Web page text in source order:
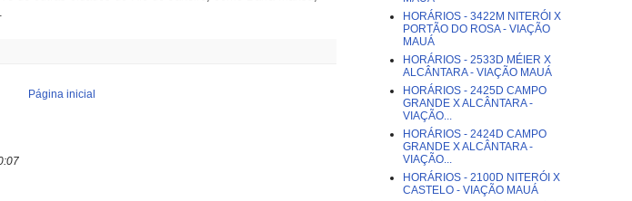
Página inicial
HORÁRIOS - 3422M NITERÓI X
PORTÃO DO ROSA - VIAÇÃO
MAUÁ
HORÁRIOS - 2533D MÉIER X
ALCÂNTARA - VIAÇÃO MAUÁ
HORÁRIOS - 2425D CAMPO
GRANDE X ALCÂNTARA -
VIAÇÃO...
HORÁRIOS - 2424D CAMPO
GRANDE X ALCÂNTARA -
VIAÇÃO...
HORÁRIOS - 2100D NITERÓI X
CASTELO - VIAÇÃO MAUÁ